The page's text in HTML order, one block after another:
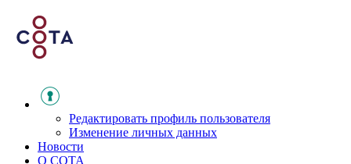
Редактировать профиль пользователя
Изменение личных данных
Новости
О СОТА